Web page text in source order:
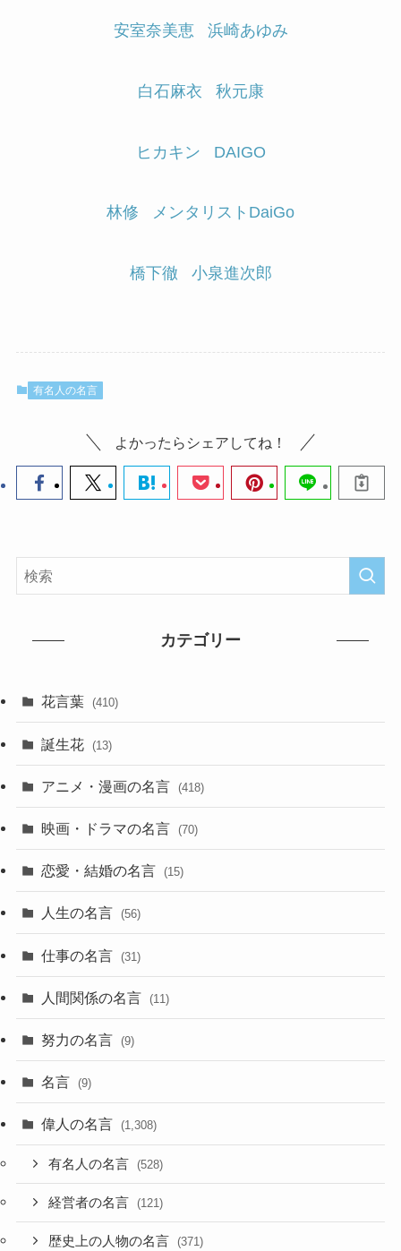
安室奈美恵 浜崎あゆみ
白石麻衣 秋元康
ヒカキン DAIGO
林修 メンタリストDaiGo
橋下徹 小泉進次郎
有名人の名言
よかったらシェアしてね！
カテゴリー
花言葉 (410)
誕生花 (13)
アニメ・漫画の名言 (418)
映画・ドラマの名言 (70)
恋愛・結婚の名言 (15)
人生の名言 (56)
仕事の名言 (31)
人間関係の名言 (11)
努力の名言 (9)
名言 (9)
偉人の名言 (1,308)
有名人の名言 (528)
経営者の名言 (121)
歴史上の人物の名言 (371)